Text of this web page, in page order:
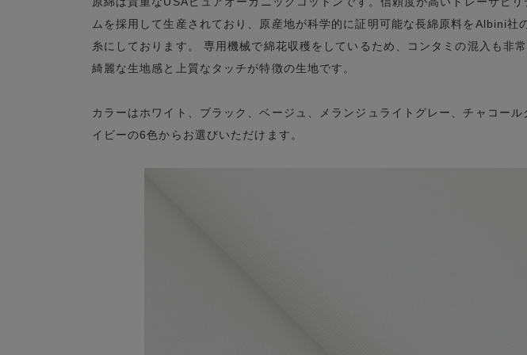
ムを採用して生産されており、原産地が科学的に証明可能な長綿原料をAlbini社
糸にしております。 専用機械で綿花収穫をしているため、コンタミの混入も非常
綺麗な生地感と上質なタッチが特徴の生地です。
カラーはホワイト、ブラック、ベージュ、メランジュライトグレー、チャコール
イビーの6色からお選びいただけます。